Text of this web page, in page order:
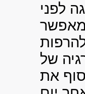
לפני
של
את